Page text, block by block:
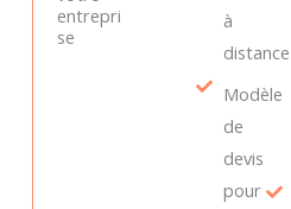
entrepri
se
à
distance
Modèle
de
devis
pour